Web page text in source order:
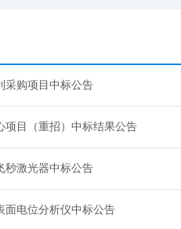
采购项目中标公告
项目（重招）中标结果公告
秒激光器中标公告
面电位分析仪中标公告